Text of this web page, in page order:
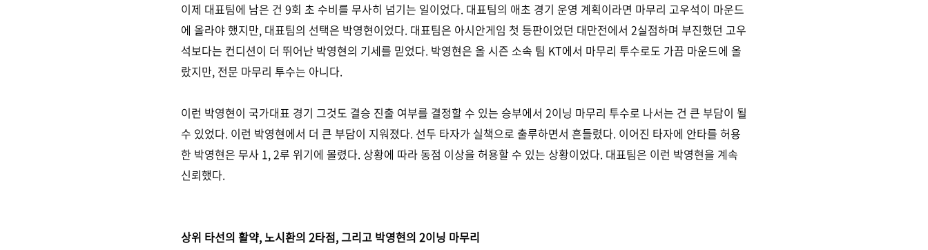
이제 대표팀에 남은 건 9회 초 수비를 무사히 넘기는 일이었다. 대표팀의 애초 경기 운영 계획이라면 마무리 고우석이 마운드
에 올라야 했지만, 대표팀의 선택은 박영현이었다. 대표팀은 아시안게임 첫 등판이었던 대만전에서 2실점하며 부진했던 고우
석보다는 컨디션이 더 뛰어난 박영현의 기세를 믿었다. 박영현은 올 시즌 소속 팀 KT에서 마무리 투수로도 가끔 마운드에 올
랐지만, 전문 마무리 투수는 아니다.
이런 박영현이 국가대표 경기 그것도 결승 진출 여부를 결정할 수 있는 승부에서 2이닝 마무리 투수로 나서는 건 큰 부담이 될
수 있었다. 이런 박영현에서 더 큰 부담이 지워졌다. 선두 타자가 실책으로 출루하면서 흔들렸다. 이어진 타자에 안타를 허용
한 박영현은 무사 1, 2루 위기에 몰렸다. 상황에 따라 동점 이상을 허용할 수 있는 상황이었다. 대표팀은 이런 박영현을 계속
신뢰했다.
상위 타선의 활약, 노시환의 2타점, 그리고 박영현의 2이닝 마무리